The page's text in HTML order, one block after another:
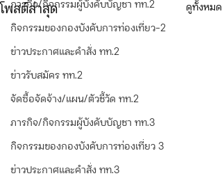
ภารกิจ/กิจกรรมผู้บังคับบัญชา ทท.2
กิจกรรมของกองบังคับการท่องเที่ยว-2
ข่าวประกาศและคำสั่ง ทท.2
ข่าวรับสมัคร ทท.2
จัดซื้อจัดจ้าง/แผน/ตัวชี้วัด ทท.2
ภารกิจ/กิจกรรมผู้บังคับบัญชา ทท.3
กิจกรรมของกองบังคับการท่องเที่ยว 3
ข่าวประกาศและคำสั่ง ทท.3
โพสต์ล่าสุด ดูทั้งหมด